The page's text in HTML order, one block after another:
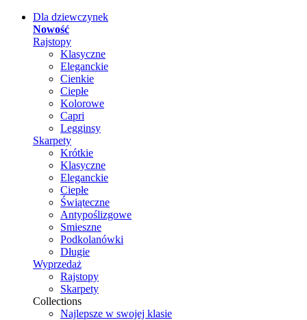
Dla dziewczynek
Nowość
Rajstopy
Klasyczne
Eleganckie
Cienkie
Ciepłe
Kolorowe
Capri
Legginsy
Skarpety
Krótkie
Klasyczne
Eleganckie
Ciepłe
Świąteczne
Antypoślizgowe
Smieszne
Podkolanówki
Długie
Wyprzedaż
Rajstopy
Skarpety
Collections
Najlepsze w swojej klasie